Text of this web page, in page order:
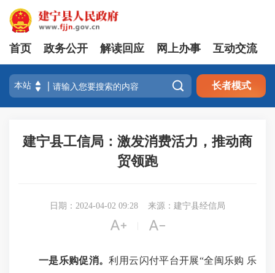
首页 政务公开 解读回应 网上办事 互动交流
 长者模式
建宁县工信局：激发消费活力，推动商
贸领跑
日期：2024-04-02 09:28 来源：建宁县经信局
 
一是乐购促消。利用云闪付平台开展“全闽乐购 乐